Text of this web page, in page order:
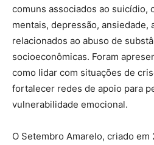
comuns associados ao suicídio,
mentais, depressão, ansiedade,
relacionados ao abuso de
socioeconômicas. Foram
como lidar com situações de
fortalecer redes de apoio para
vulnerabilidade emocional.
O Setembro Amarelo, criado